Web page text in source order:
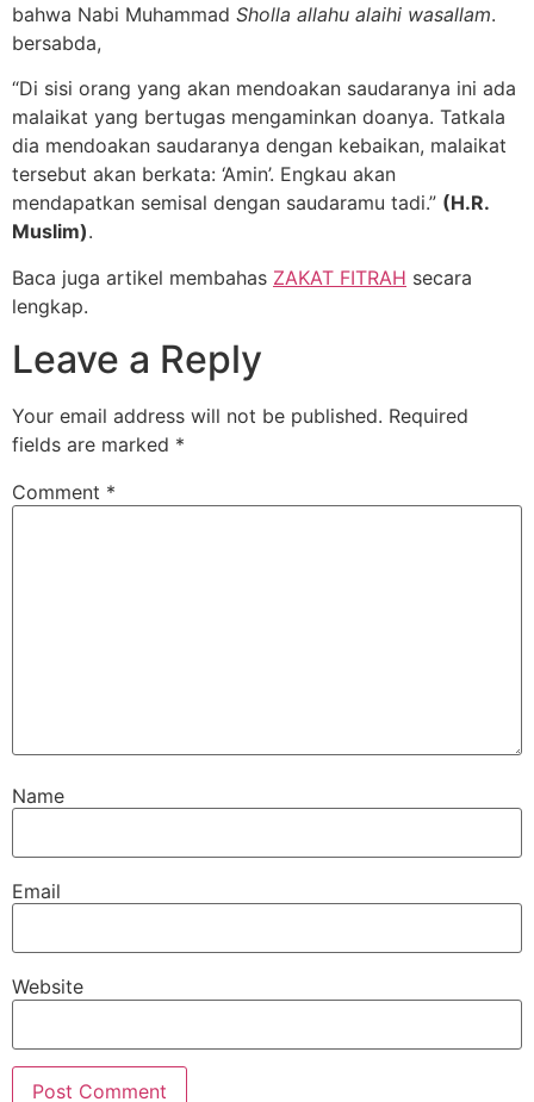
bahwa Nabi Muhammad Sholla allahu alaihi wasallam.
bersabda,
“Di sisi orang yang akan mendoakan saudaranya ini ada
malaikat yang bertugas mengaminkan doanya. Tatkala
dia mendoakan saudaranya dengan kebaikan, malaikat
tersebut akan berkata: ‘Amin’. Engkau akan
mendapatkan semisal dengan saudaramu tadi.” (H.R.
Muslim).
Baca juga artikel membahas ZAKAT FITRAH secara
lengkap.
Leave a Reply
Your email address will not be published. Required
fields are marked *
Comment *
Name
Email
Website